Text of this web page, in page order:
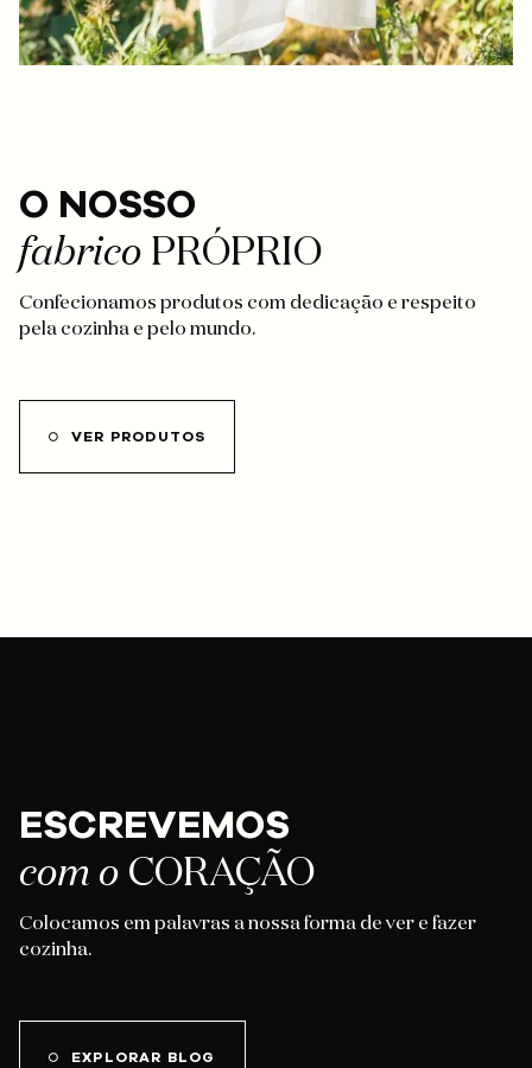
O NOSSO
fabrico PRÓPRIO
Confecionamos produtos com dedicação e respeito
pela cozinha e pelo mundo.
VER PRODUTOS
ESCREVEMOS
com o CORAÇÃO
Colocamos em palavras a nossa forma de ver e fazer
cozinha.
EXPLORAR BLOG